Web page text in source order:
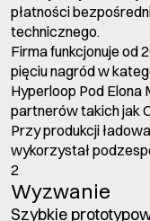
płatności
technicznego.
Firma funkcjonuje od
pięciu nagród w
Hyperloop Pod Elona
partnerów takich jak
Przy produkcji
wykorzystał
2
Wyzwanie
Szybkie